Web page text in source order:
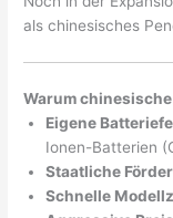
als chinesisches
Warum
Eigene
Ionen-Batterien
Staatliche
Schnelle